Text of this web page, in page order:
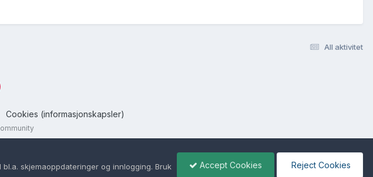
All aktivitet
Cookies (informasjonskapsler)
skjemaoppdateringer og innlogging. Bruk
Accept Cookies Reject Cookies